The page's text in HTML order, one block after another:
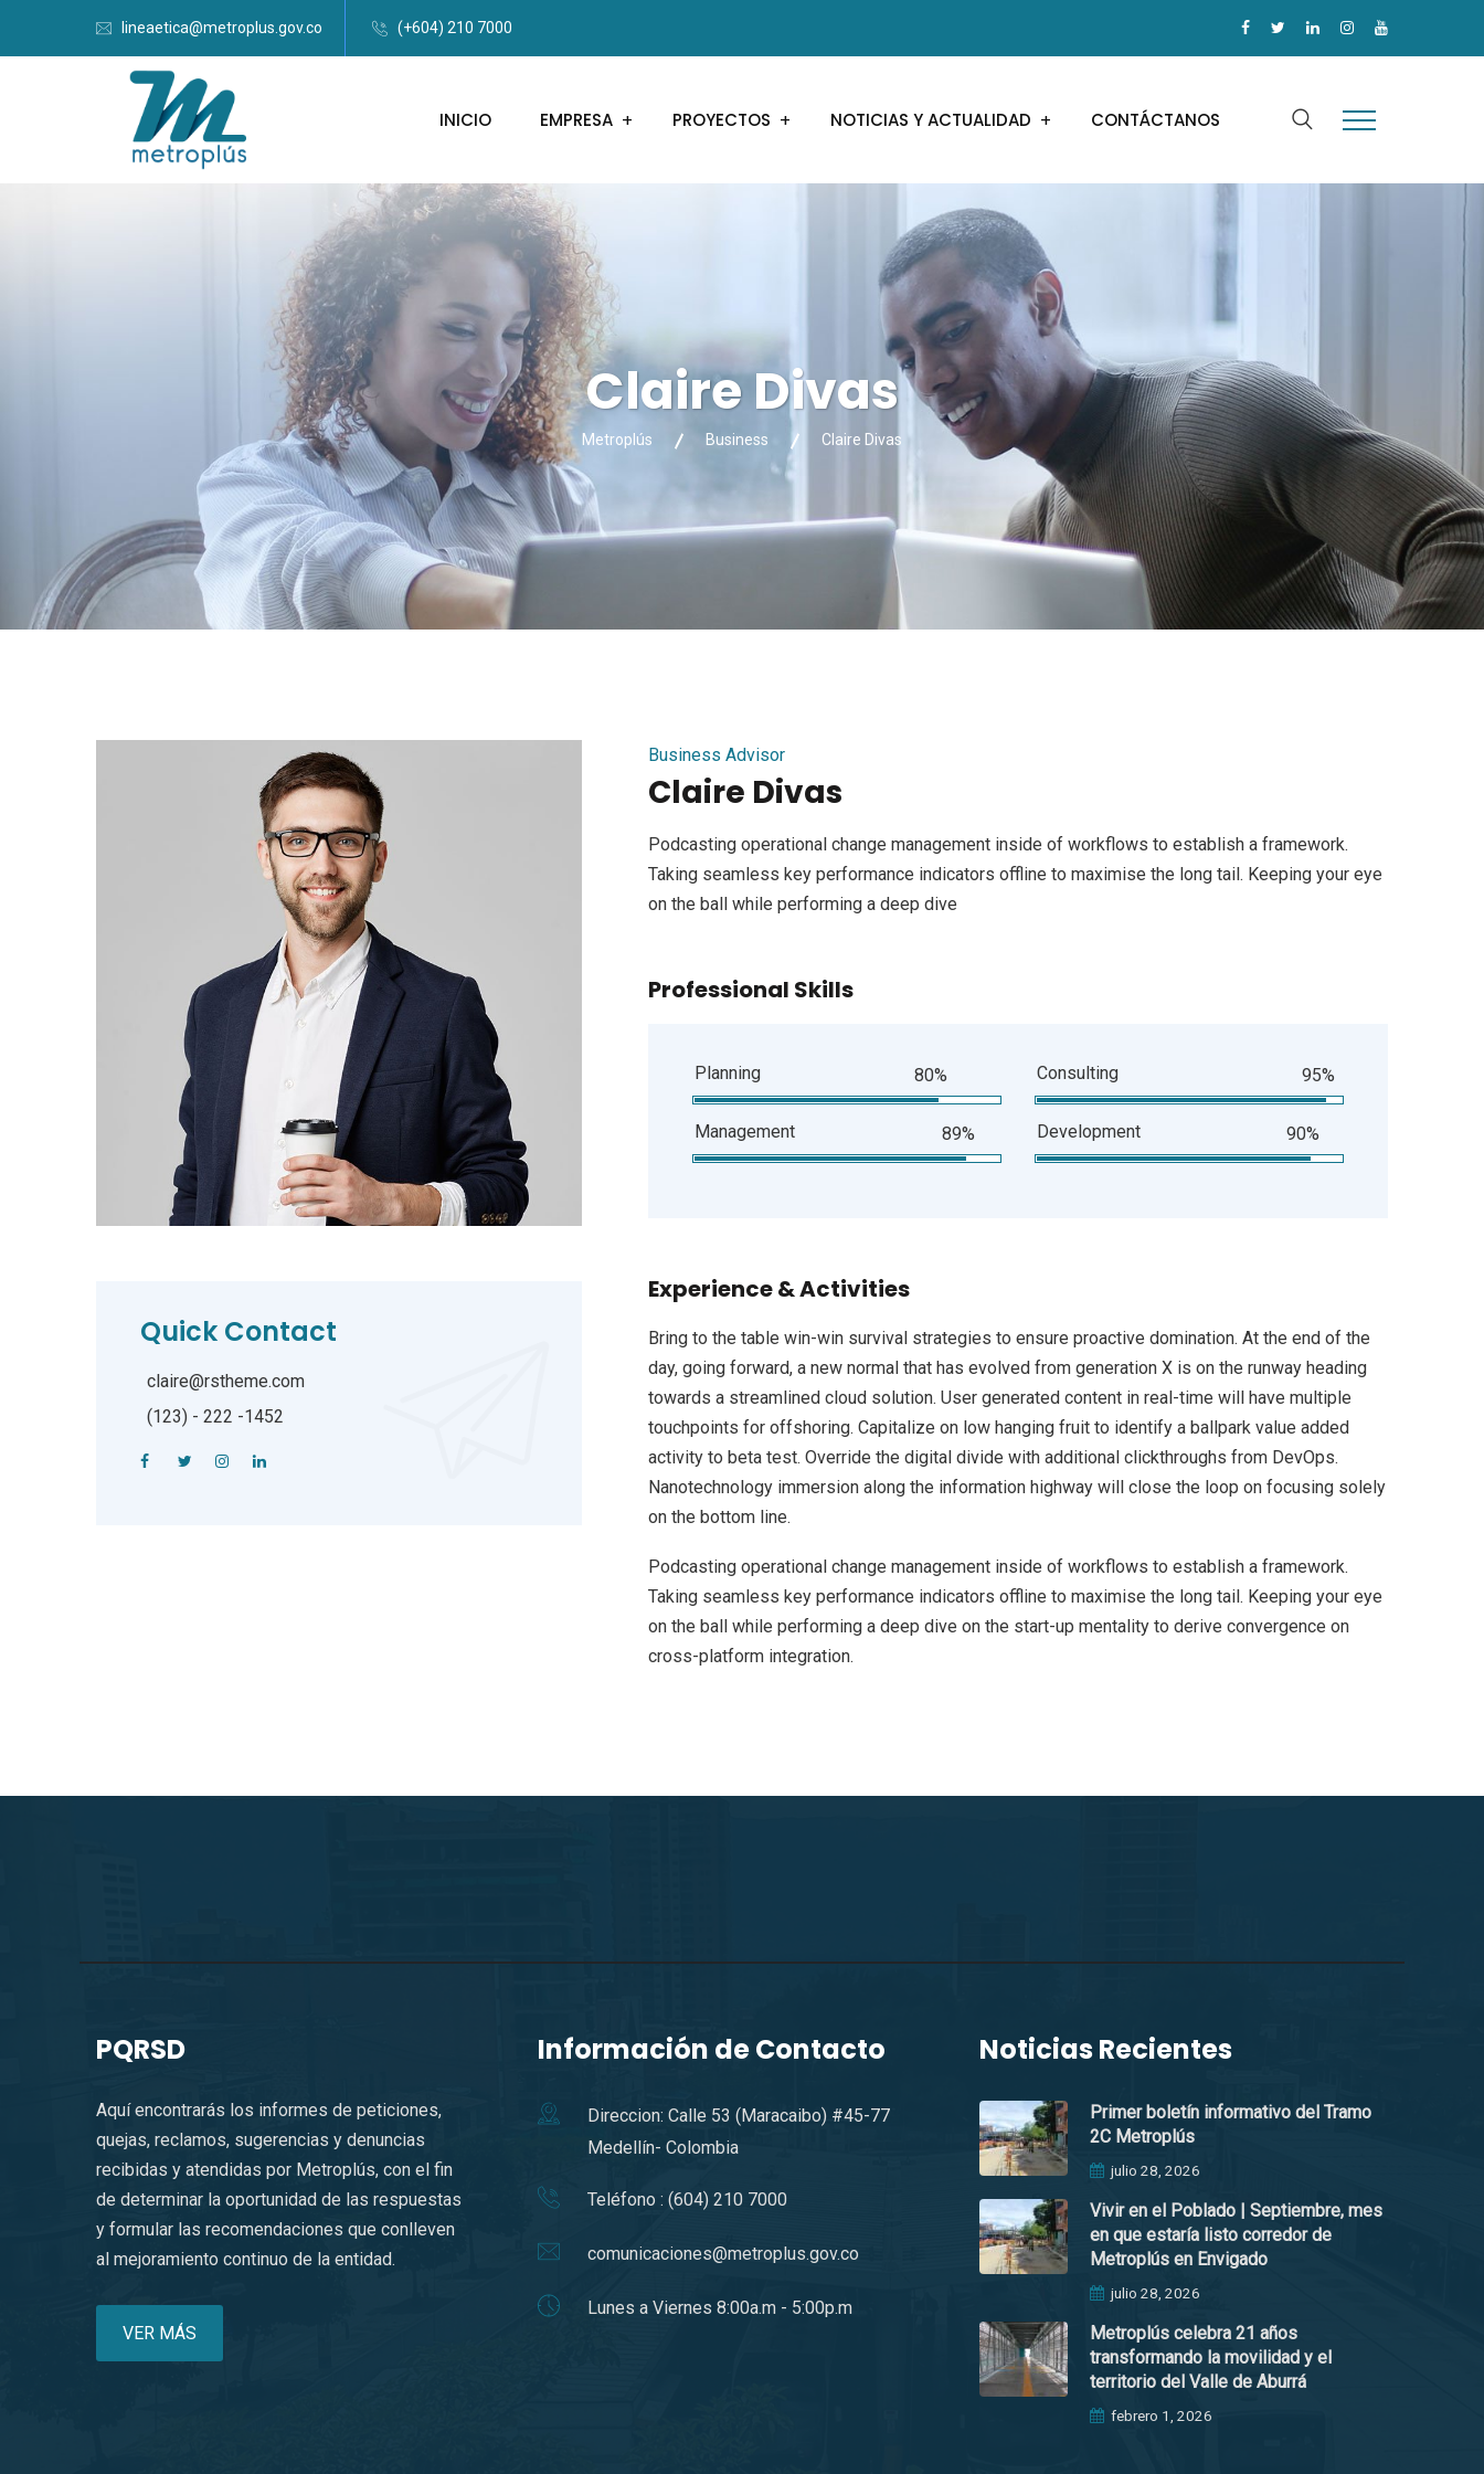
lineaetica@metroplus.gov.co (+604) 210 7000
INICIO EMPRESA PROYECTOS NOTICIAS Y ACTUALIDAD CONTÁCTANOS
Claire Divas
Metroplús Business Claire Divas
Quick Contact
claire@rstheme.com
(123) - 222 -1452
Business Advisor
Claire Divas
Podcasting operational change management inside of workflows to establish a framework.
Taking seamless key performance indicators offline to maximise the long tail. Keeping your eye
on the ball while performing a deep dive
Professional Skills
Planning 80% Consulting 95%
Management 89% Development 90%
Experience & Activities
Bring to the table win-win survival strategies to ensure proactive domination. At the end of the
day, going forward, a new normal that has evolved from generation X is on the runway heading
towards a streamlined cloud solution. User generated content in real-time will have multiple
touchpoints for offshoring. Capitalize on low hanging fruit to identify a ballpark value added
activity to beta test. Override the digital divide with additional clickthroughs from DevOps.
Nanotechnology immersion along the information highway will close the loop on focusing solely
on the bottom line.
Podcasting operational change management inside of workflows to establish a framework.
Taking seamless key performance indicators offline to maximise the long tail. Keeping your eye
on the ball while performing a deep dive on the start-up mentality to derive convergence on
cross-platform integration.
PQRSD
Aquí encontrarás los informes de peticiones,
quejas, reclamos, sugerencias y denuncias
recibidas y atendidas por Metroplús, con el fin
de determinar la oportunidad de las respuestas
y formular las recomendaciones que conlleven
al mejoramiento continuo de la entidad.
VER MÁS
Información de Contacto
Direccion: Calle 53 (Maracaibo) #45-77
Medellín- Colombia
Teléfono : (604) 210 7000
comunicaciones@metroplus.gov.co
Lunes a Viernes 8:00a.m - 5:00p.m
Noticias Recientes
Primer boletín informativo del Tramo
2C Metroplús
julio 28, 2026
Vivir en el Poblado | Septiembre, mes
en que estaría listo corredor de
Metroplús en Envigado
julio 28, 2026
Metroplús celebra 21 años
transformando la movilidad y el
territorio del Valle de Aburrá
febrero 1, 2026